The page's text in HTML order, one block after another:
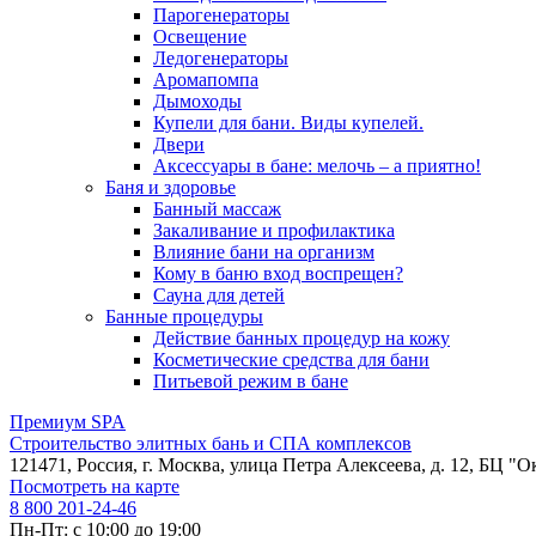
Парогенераторы
Освещение
Ледогенераторы
Аромапомпа
Дымоходы
Купели для бани. Виды купелей.
Двери
Аксессуары в бане: мелочь – а приятно!
Баня и здоровье
Банный массаж
Закаливание и профилактика
Влияние бани на организм
Кому в баню вход воспрещен?
Сауна для детей
Банные процедуры
Действие банных процедур на кожу
Косметические средства для бани
Питьевой режим в бане
Премиум SPA
Строительство элитных бань и СПА комплексов
121471, Россия, г. Москва, улица Петра Алексеева, д. 12, БЦ
Посмотреть на карте
8 800 201-24-46
Пн-Пт: с 10:00 до 19:00